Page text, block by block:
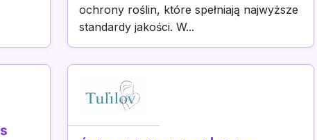
ochrony roślin, które spełniają najwyższe
standardy jakości. W...